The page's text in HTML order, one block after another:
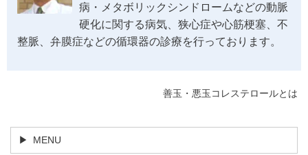
病・メタボリックシンドロームなどの動脈
硬化に関する病気、狭心症や心筋梗塞、不
整脈、弁膜症などの循環器の診療を行っております。
善玉・悪玉コレステロールとは
MENU